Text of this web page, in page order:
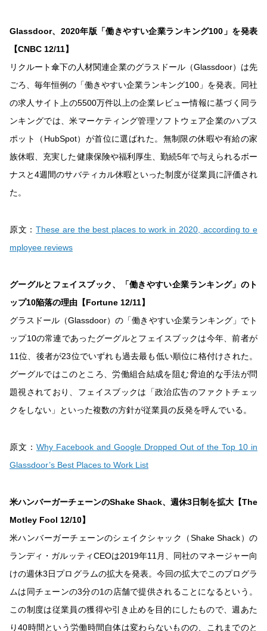
Glassdoor、2020年版「働きやすい企業ランキング100」を発表
【CNBC 12/11】
リクルート傘下の人材関連企業のグラスドール（Glassdoor）は先
ごろ、毎年恒例の「働きやすい企業ランキング100」を発表。同社
の求人サイト上の5500万件以上の企業レビュー情報に基づく同ラ
ンキングでは、米マーケティング管理ソフトウェア企業のハブス
ポット（HubSpot）が首位に選ばれた。無制限の休暇や有給の家
族休暇、充実した健康保険や福利厚生、勤続5年で与えられるボー
ナスと4週間のサバティカル休暇といった制度が従業員に評価され
た。
原文：These are the best places to work in 2020, according to e
mployee reviews
グーグルとフェイスブック、「働きやすい企業ランキング」のト
ップ10陥落の理由【Fortune 12/11】
グラスドール（Glassdoor）の「働きやすい企業ランキング」でト
ップ10の常連であったグーグルとフェイスブックは今年、前者が
11位、後者が23位でいずれも過去最も低い順位に格付けされた。
グーグルではこのところ、労働組合結成を阻む脅迫的な手法が問
題視されており、フェイスブックは「政治広告のファクトチェッ
クをしない」といった複数の方針が従業員の反発を呼んでいる。
原文： Why Facebook and Google Dropped Out of the Top 10 in
Glassdoor’s Best Places to Work List
米ハンバーガーチェーンのShake Shack、週休3日制を拡大【The
Motley Fool 12/10】
米ハンバーガーチェーンのシェイクシャック（Shake Shack）の
ランディ・ガルッティCEOは2019年11月、同社のマネージャー向
けの週休3日プログラムの拡大を発表。今回の拡大でこのプログラ
ムは同チェーンの3分の1の店舗で提供されることになるという。
この制度は従業員の獲得や引き止めを目的にしたもので、週あた
り40時間という労働時間自体は変わらないものの、これまでのと